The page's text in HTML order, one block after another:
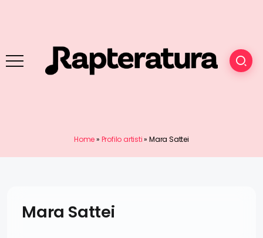
Home» Profilo artisti»Mara Sattei
Mara Sattei